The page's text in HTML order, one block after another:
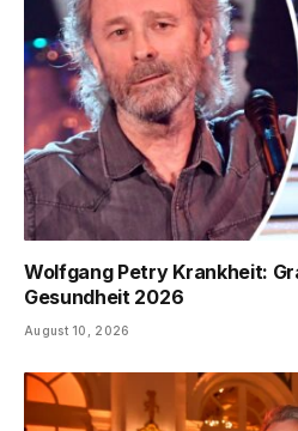
Wolfgang Petry Krankheit:
Gesundheit 2026
August 10, 2026